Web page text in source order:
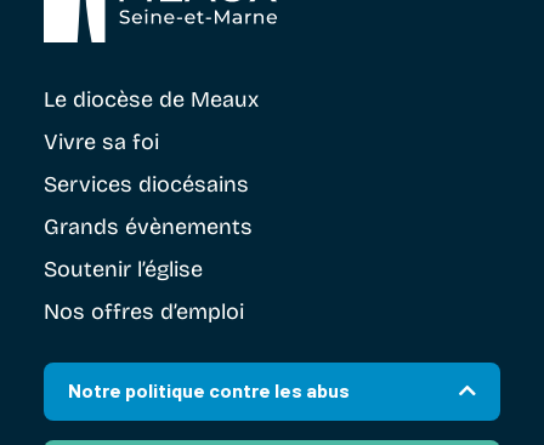
Le diocèse de Meaux
Vivre sa foi
Services diocésains
Grands évènements
Soutenir l’église
Nos offres d’emploi
Notre politique contre les abus